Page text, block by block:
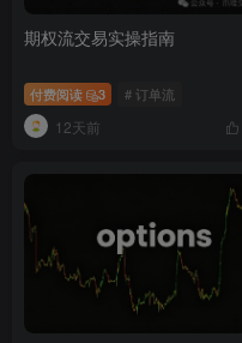
期权流交易实操指南
付费阅读 3 # 订单流
12天前